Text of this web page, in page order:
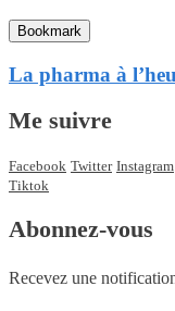
Bookmark
La pharma à
Me suivre
Facebook Twitter Instagram
Tiktok
Abonnez-vous
Recevez une